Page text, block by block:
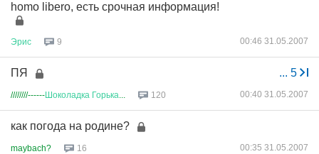
homo libero, есть срочная информация!
Эрис 9 00:46 31.05.2007
... 5
ПЯ
////////------Шоколадка Горька 120 00:40 31.05.2007
как погода на родине?
maybach? 16 00:35 31.05.2007